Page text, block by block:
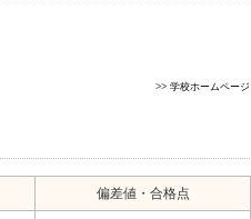
>> 学校ホームページ
偏差値・合格点